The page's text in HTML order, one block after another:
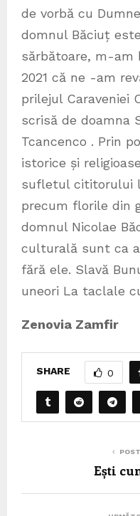
de vorbă cu
domnul Băciuț
sărbătoare, m-am
2021 că ne -am
prilejul Caraveniei
scrisă de doamna
Tcancenco . Prin
istorice și
sufletul cititorului
precum florile din
domnul Nicolae
culturală sunt ca
fără ele. Slavă
uneori La taclale
Zenovia Zamfir
SHARE 0
Ești